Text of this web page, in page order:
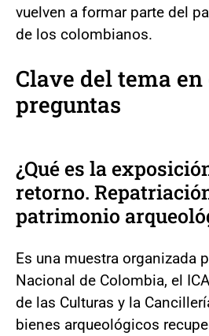
vuelven a formar parte del
de los colombianos.
Clave del tema
preguntas
¿Qué es la
retorno.
patrimonio
Es una muestra organizada
Nacional de Colombia, el
de las Culturas y la
bienes arqueológicos